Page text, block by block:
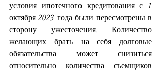
условия ипотечного кредитования с 1
октября 2023 года были пересмотрены в
сторону ужесточения. Количество
желающих брать на себя долговые
обязательства может снизиться
относительно количества съемщиков